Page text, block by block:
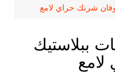
شرنك حراي لامع
ببلاستيك